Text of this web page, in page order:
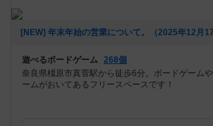
[NEW] 年末年始の営業について。（2025年12月
遊べるボードゲーム 268個
奈良県橿原市真菅駅から徒歩6分。ボードゲーム
ームがおいてあるフリースペースです！